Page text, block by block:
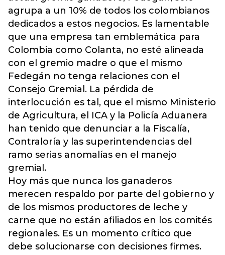
agrupa a un 10% de todos los colombianos
dedicados a estos negocios. Es lamentable
que una empresa tan emblemática para
Colombia como Colanta, no esté alineada
con el gremio madre o que el mismo
Fedegán no tenga relaciones con el
Consejo Gremial. La pérdida de
interlocución es tal, que el mismo Ministerio
de Agricultura, el ICA y la Policía Aduanera
han tenido que denunciar a la Fiscalía,
Contraloría y las superintendencias del
ramo serias anomalías en el manejo
gremial.
Hoy más que nunca los ganaderos
merecen respaldo por parte del gobierno y
de los mismos productores de leche y
carne que no están afiliados en los comités
regionales. Es un momento crítico que
debe solucionarse con decisiones firmes.